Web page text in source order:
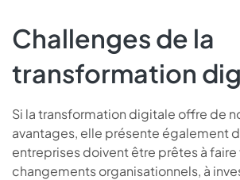
Challenges de la
transformation
Si la transformation digitale offre de
avantages, elle présente également
entreprises doivent être prêtes à
changements organisationnels, à